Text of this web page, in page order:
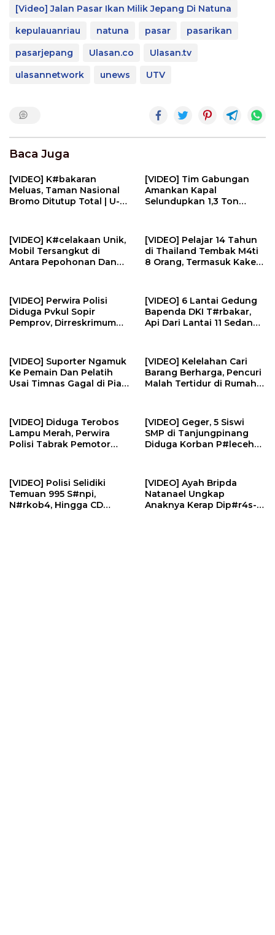
[Video] Jalan Pasar Ikan Milik Jepang Di Natuna
kepulauanriau
natuna pasar
pasarikan
pasarjepang
Ulasan.co
Ulasan.tv
ulasannetwork
unews UTV
Baca Juga
[VIDEO] K#bakaran
Meluas, Taman Nasional
Bromo Ditutup Total | U-
[VIDEO] Tim Gabungan
Amankan Kapal
Selundupkan 1,3 Ton
[VIDEO] K#celakaan Unik,
Mobil Tersangkut di
Antara Pepohonan Dan
[VIDEO] Pelajar 14 Tahun
di Thailand Tembak M4ti
8 Orang, Termasuk Kakek
[VIDEO] Perwira Polisi
Diduga Pvkul Sopir
Pemprov, Dirreskrimum
[VIDEO] 6 Lantai Gedung
Bapenda DKI T#rbakar,
Api Dari Lantai 11 Sedang
[VIDEO] Suporter Ngamuk
Ke Pemain Dan Pelatih
Usai Timnas Gagal di Piala
[VIDEO] Kelelahan Cari
Barang Berharga, Pencuri
Malah Tertidur di Rumah
[VIDEO] Diduga Terobos
Lampu Merah, Perwira
Polisi Tabrak Pemotor
[VIDEO] Geger, 5 Siswi
SMP di Tanjungpinang
Diduga Korban P#lecehan
[VIDEO] Polisi Selidiki
Temuan 995 S#npi,
N#rkob4, Hingga CD
[VIDEO] Ayah Bripda
Natanael Ungkap
Anaknya Kerap Dip#r4s-